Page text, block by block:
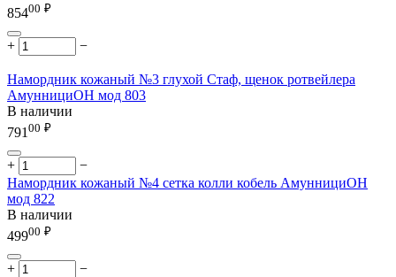
85400 ₽
+ −
Намордник кожаный №3 глухой Стаф, щенок ротвейлера
АмуннициОН мод 803
В наличии
791 00 ₽
+
−
Намордник кожаный №4 сетка колли кобель АмуннициОН
мод 822
В наличии
49900 ₽
+ −